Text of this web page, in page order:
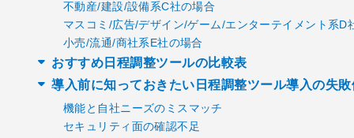
不動産/建設/設備系C社の場合
マスコミ/広告/デザイン/ゲーム/エンターテイメント系D
小売/流通/商社系E社の場合
おすすめ日程調整ツールの比較表
導入前に知っておきたい日程調整ツール導入の失敗
機能と自社ニーズのミスマッチ
セキュリティ面の確認不足